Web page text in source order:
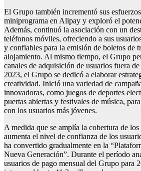
El Grupo también incrementó sus
miniprograma en Alipay y exploró el
Además, continuó la asociación con un
teléfonos móviles, ofreciendo a sus
y confiables para la emisión de boletos de
alojamiento. Al mismo tiempo, el Grupo
canales de adquisición de usuarios fuera
2023, el Grupo se dedicó a elaborar
creatividad. Inició una variedad de
innovadoras, como juegos de deportes
puertas abiertas y festivales de música,
con los usuarios más jóvenes.
A medida que se amplía la cobertura de
aumenta el nivel de confianza de los
ha convertido gradualmente en la
Nueva Generación”. Durante el período
usuarios de pago mensual del Grupo para